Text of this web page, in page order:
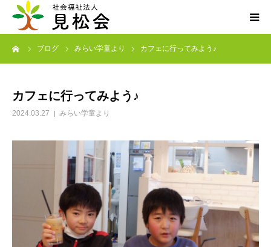
ブログ みらい学童より カフェに行ってみよう♪
カフェに行ってみよう♪
2024.03.27 みらい学童より
ブログ
求人・ボランティア
アクセス
お知らせ